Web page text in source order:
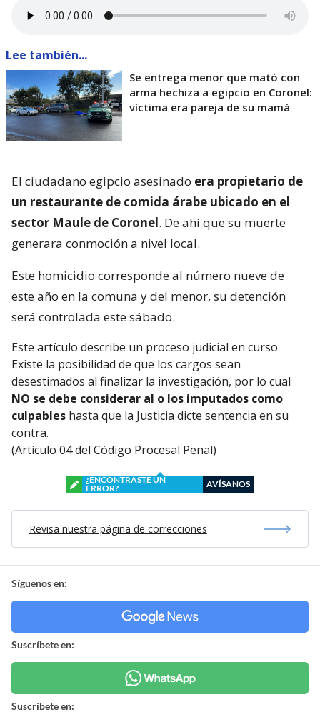
Lee también...
Se entrega menor que mató con
arma hechiza a egipcio en Coronel:
víctima era pareja de su mamá
El ciudadano egipcio asesinado era propietario de
un restaurante de comida árabe ubicado en el
sector Maule de Coronel. De ahí que su muerte
generara conmoción a nivel local.
Este homicidio corresponde al número nueve de
este año en la comuna y del menor, su detención
será controlada este sábado.
Este artículo describe un proceso judicial en curso
Existe la posibilidad de que los cargos sean
desestimados al finalizar la investigación, por lo cual
NO se debe considerar al o los imputados como
culpables hasta que la Justicia dicte sentencia en su
contra.
(Artículo 04 del Código Procesal Penal)
¿ENCONTRASTE UN
ERROR?
AVÍSANOS
Revisa nuestra página de correcciones
Síguenos en:
Suscríbete en:
Suscríbete en: